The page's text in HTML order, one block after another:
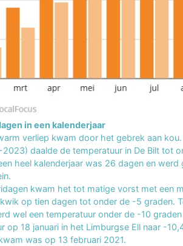
in een kalenderjaar
verliep kwam door het gebrek aan
daalde de temperatuur in De Bilt tot
heel kalenderjaar was 26 dagen en
kwam het tot matige vorst met een
op tien dagen tot onder de -5 graden.
wel een temperatuur onder de -10
op 18 januari in het Limburgse Ell naar -
was op 13 februari 2021.